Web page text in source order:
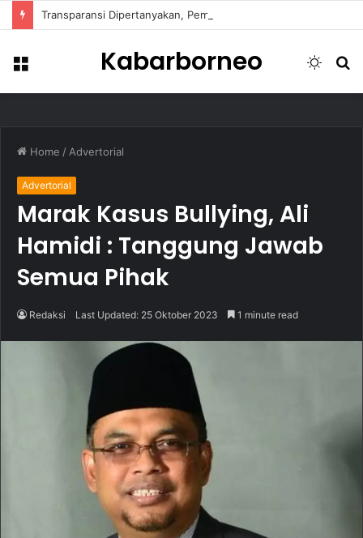
Menu Kabarborneo
Switch
Home / Advertorial
Advertorial
Marak Kasus Bullying, Ali
Hamidi : Tanggung Jawab
Semua Pihak
Redaksi Last Updated: 25 Oktober 2023 1 minute read